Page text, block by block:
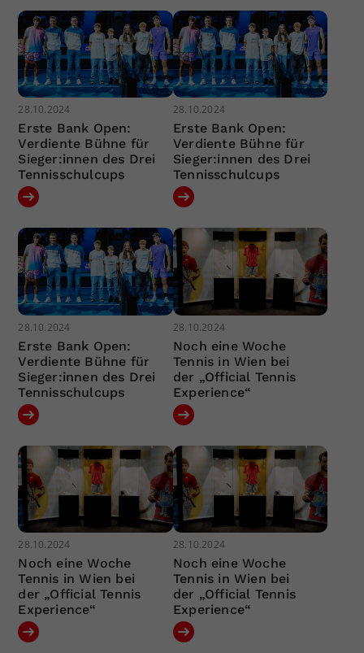
28.10.2024
Erste Bank Open:
Verdiente Bühne für
Sieger:innen des Drei
Tennisschulcups
28.10.2024
Erste Bank Open:
Verdiente Bühne für
Sieger:innen des Drei
Tennisschulcups
28.10.2024
Erste Bank Open:
Verdiente Bühne für
Sieger:innen des Drei
Tennisschulcups
28.10.2024
Noch eine Woche
Tennis in Wien bei
der „Official Tennis
Experience“
28.10.2024
Noch eine Woche
Tennis in Wien bei
der „Official Tennis
Experience“
28.10.2024
Noch eine Woche
Tennis in Wien bei
der „Official Tennis
Experience“